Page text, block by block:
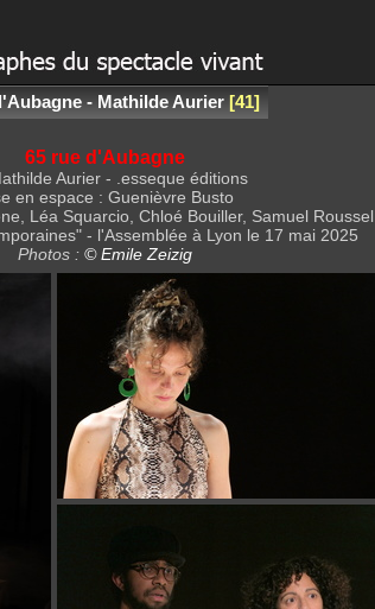
- Mathilde Aurier 41
65 rue d'Aubagne
Aurier - .esseque éditions
en espace : Guenièvre Busto
Léa Squarcio, Chloé Bouiller, Samuel Roussel
- l'Assemblée à Lyon le 17 mai 2025
Photos : © Emile Zeizig